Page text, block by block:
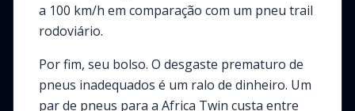
a 100 km/h em comparação com um pneu trail
rodoviário.
Por fim, seu bolso. O desgaste prematuro de
pneus inadequados é um ralo de dinheiro. Um
par de pneus para a Africa Twin custa entre